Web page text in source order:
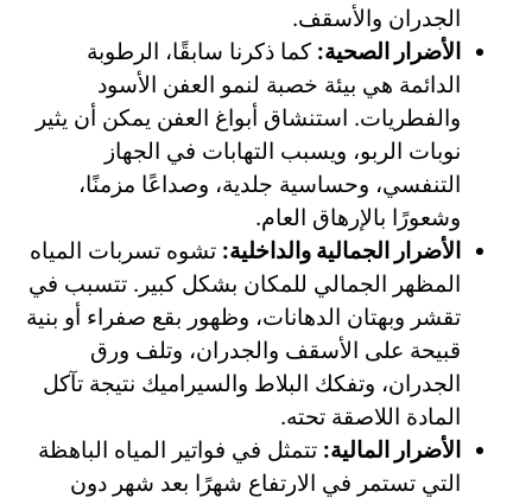
الجدران والأسقف.
الأضرار الصحية: كما ذكرنا سابقًا، الرطوبة
الدائمة هي بيئة خصبة لنمو العفن الأسود
والفطريات. استنشاق أبواغ العفن يمكن أن يثير
نوبات الربو، ويسبب التهابات في الجهاز
التنفسي، وحساسية جلدية، وصداعًا مزمنًا،
وشعورًا بالإرهاق العام.
الأضرار الجمالية والداخلية: تشوه تسربات المياه
المظهر الجمالي للمكان بشكل كبير. تتسبب في
تقشر وبهتان الدهانات، وظهور بقع صفراء أو بنية
قبيحة على الأسقف والجدران، وتلف ورق
الجدران، وتفكك البلاط والسيراميك نتيجة تآكل
المادة اللاصقة تحته.
الأضرار المالية: تتمثل في فواتير المياه الباهظة
التي تستمر في الارتفاع شهرًا بعد شهر دون